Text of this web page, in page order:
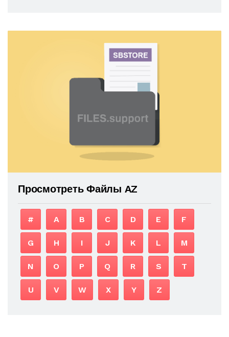
Просмотреть Файлы AZ
# A B C D E F
G H I J K L M
N O P Q R S T
U V W X Y Z